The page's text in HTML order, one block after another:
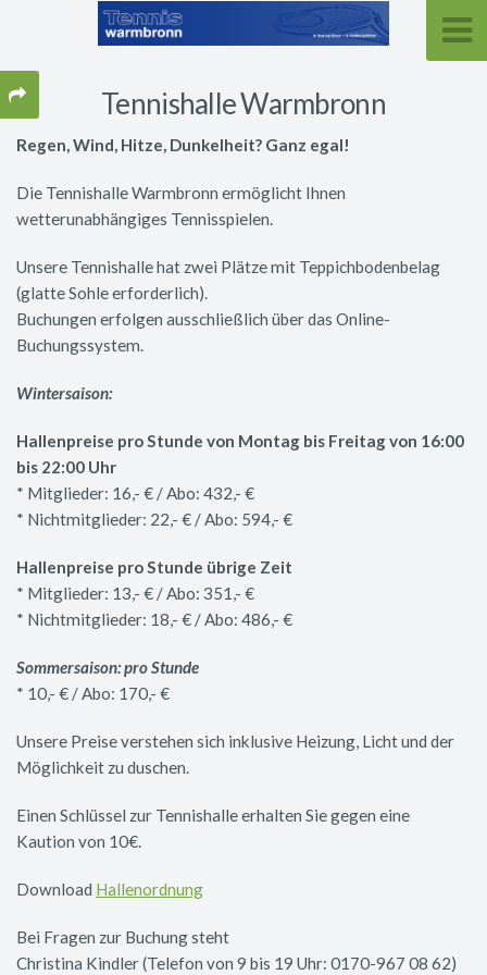
Tennishalle Warmbronn
Regen, Wind, Hitze, Dunkelheit? Ganz egal!
Die Tennishalle Warmbronn ermöglicht Ihnen
wetterunabhängiges Tennisspielen.
Unsere Tennishalle hat zwei Plätze mit Teppichbodenbelag
(glatte Sohle erforderlich).
Buchungen erfolgen ausschließlich über das Online-
Buchungssystem.
Wintersaison:
Hallenpreise pro Stunde von Montag bis Freitag von 16:00
bis 22:00 Uhr
* Mitglieder: 16,- € / Abo: 432,- €
* Nichtmitglieder: 22,- € / Abo: 594,- €
Hallenpreise pro Stunde übrige Zeit
* Mitglieder: 13,- € / Abo: 351,- €
* Nichtmitglieder: 18,- € / Abo: 486,- €
Sommersaison: pro Stunde
* 10,- € / Abo: 170,- €
Unsere Preise verstehen sich inklusive Heizung, Licht und der
Möglichkeit zu duschen.
Einen Schlüssel zur Tennishalle erhalten Sie gegen eine
Kaution von 10€.
Download Hallenordnung
Bei Fragen zur Buchung steht
Christina Kindler (Telefon von 9 bis 19 Uhr: 0170-967 08 62)